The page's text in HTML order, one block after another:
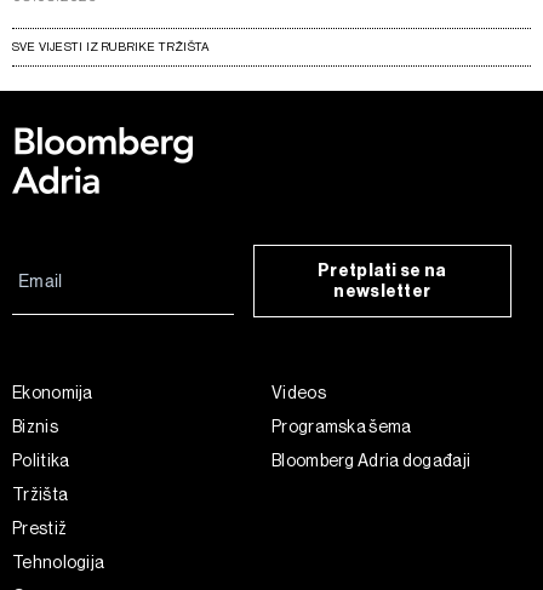
SVE VIJESTI IZ RUBRIKE TRŽIŠTA
Pretplati se na
newsletter
Ekonomija
Biznis
Politika
Tržišta
Prestiž
Tehnologija
Videos
Programska šema
Bloomberg Adria događaji